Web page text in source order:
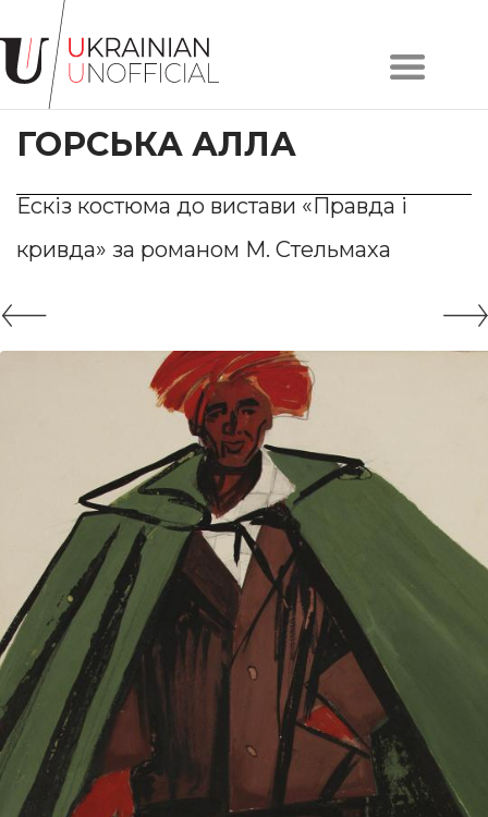
Головна
Про
проєкт
Художники
Твори
Колекції
UA
ENG
ГОРСЬКА АЛЛА
Ескіз костюма до вистави «Правда і
кривда» за романом М. Стельмаха